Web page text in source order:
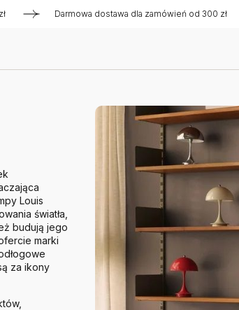
Darmowa dostawa dla zamówień od 300 zł
Louis
światła,
budują jego
marki
za ikony